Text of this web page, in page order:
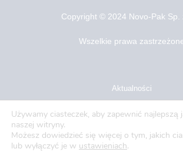
Copyright © 2024 Novo-Pak Sp.
Wszelkie prawa
Aktualności
Blog
O nas
Używamy ciasteczek, aby zapewnić najlepszą
naszej witryny.
Możesz dowiedzieć się więcej o tym, jakich
lub wyłączyć je w ustawieniach.